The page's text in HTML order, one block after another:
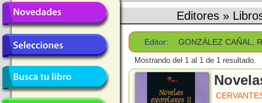
Editores »
Editor: GONZÁLEZ CAÑAL,
Mostrando del 1 al 1 de 1 resultado.